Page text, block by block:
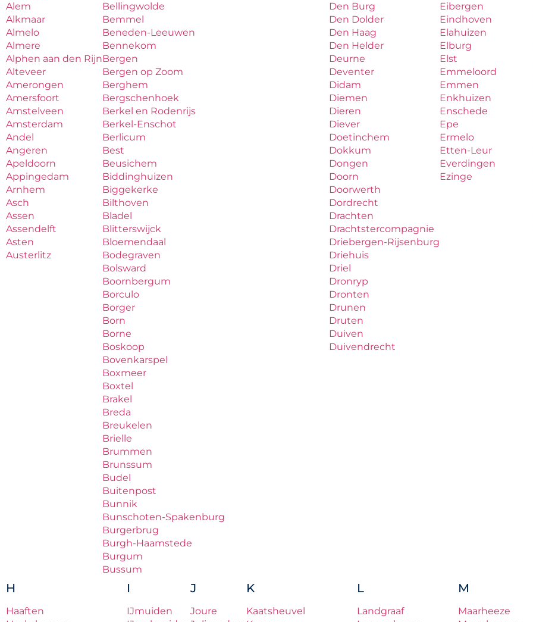
Alem
Alkmaar
Almelo
Almere
Alphen aan den Rijn
Alteveer
Amerongen
Amersfoort
Amstelveen
Amsterdam
Andel
Angeren
Apeldoorn
Appingedam
Arnhem
Asch
Assen
Assendelft
Asten
Austerlitz
Bellingwolde
Bemmel
Beneden-Leeuwen
Bennekom
Bergen
Bergen op Zoom
Berghem
Bergschenhoek
Berkel en Rodenrijs
Berkel-Enschot
Berlicum
Best
Beusichem
Biddinghuizen
Biggekerke
Bilthoven
Bladel
Blitterswijck
Bloemendaal
Bodegraven
Bolsward
Boornbergum
Borculo
Borger
Born
Borne
Boskoop
Bovenkarspel
Boxmeer
Boxtel
Brakel
Breda
Breukelen
Brielle
Brummen
Brunssum
Budel
Buitenpost
Bunnik
Bunschoten-Spakenburg
Burgerbrug
Burgh-Haamstede
Burgum
Bussum
Den Burg
Den Dolder
Den Haag
Den Helder
Deurne
Deventer
Didam
Diemen
Dieren
Diever
Doetinchem
Dokkum
Dongen
Doorn
Doorwerth
Dordrecht
Drachten
Drachtstercompagnie
Driebergen-Rijsenburg
Driehuis
Driel
Dronryp
Dronten
Drunen
Druten
Duiven
Duivendrecht
Eibergen
Eindhoven
Elahuizen
Elburg
Elst
Emmeloord
Emmen
Enkhuizen
Enschede
Epe
Ermelo
Etten-Leur
Everdingen
Ezinge
H
Haaften
I
IJmuiden
J
Joure
K
Kaatsheuvel
L
Landgraaf
M
Maarheeze